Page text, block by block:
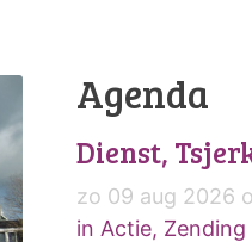
Agenda
Dienst,
zo 09 aug 2026
in Actie,